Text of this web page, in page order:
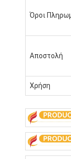
Εκτύπωση
Όροι
Αποστολή
Χρήση